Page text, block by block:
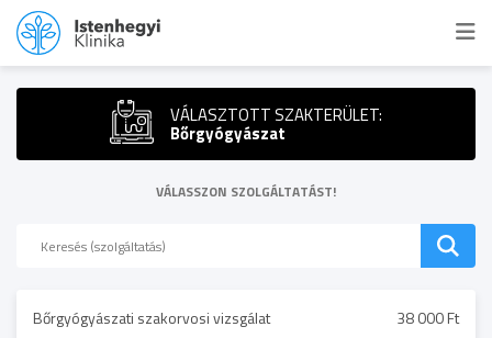
VÁLASZTOTT SZAKTERÜLET:
Bőrgyógyászat
VÁLASSZON SZOLGÁLTATÁST!
Bőrgyógyászati szakorvosi vizsgálat 38 000 Ft